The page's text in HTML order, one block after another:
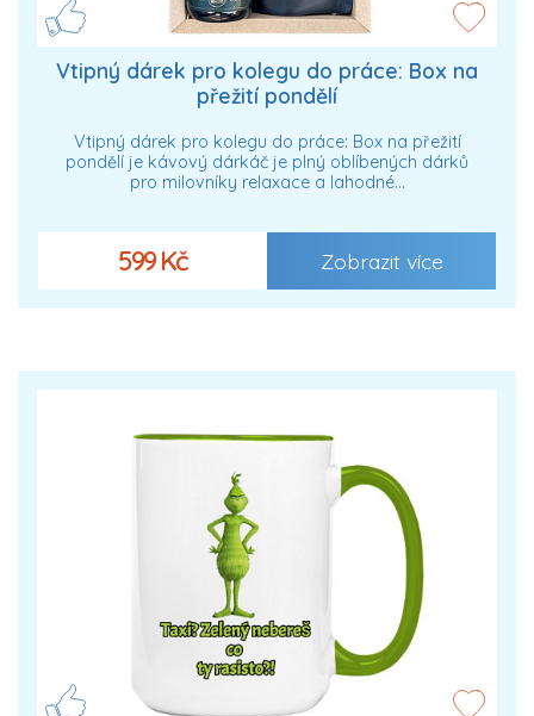
Vtipný dárek pro kolegu do práce: Box na
přežití pondělí
Vtipný dárek pro kolegu do práce: Box na přežití
pondělí je kávový dárkáč je plný oblíbených dárků
pro milovníky relaxace a lahodné…
599 Kč Zobrazit více